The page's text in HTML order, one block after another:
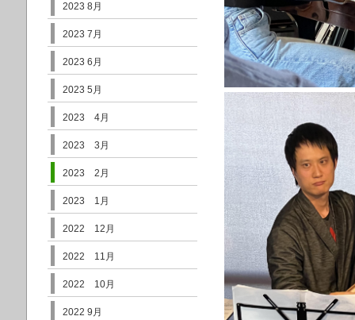
2023 8月
2023 7月
2023 6月
2023 5月
2023 4月
2023 3月
2023 2月
2023 1月
2022 12月
2022 11月
2022 10月
2022 9月